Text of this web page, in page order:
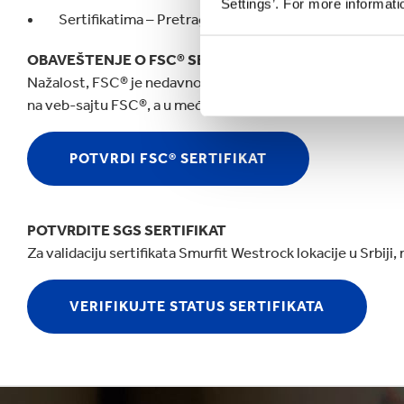
Settings’. For more
Sertifikatima – Pretraga po tipu i zemlji sertifikata
OBAVEŠTENJE O FSC® SERTIFIKATU
Nažalost, FSC® je nedavno morao da isključi sa mreže
na veb-sajtu FSC®, a u međuvremenu smo omogućili da
POTVRDI FSC® SERTIFIKAT
POTVRDITE SGS SERTIFIKAT
Za validaciju sertifikata Smurfit Westrock lokacije u
VERIFIKUJTE STATUS SERTIFIKATA